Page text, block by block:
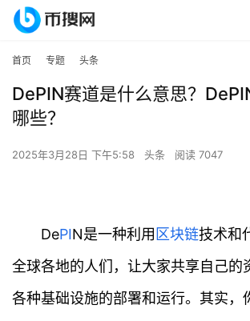
首页 专题 头条
DePIN赛道是什么意思？
哪些？
2025年3月28日 下午5:58 头条 阅读 7047
DePIN是一种利用 区块链技术和
全球各地的人们，让大家共享自己的
各种基础设施的部署和运行。其实，